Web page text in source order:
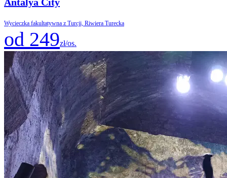
Wycieczka fakultatywna z Turcji, Riwiera Turecka
od 249zł/os.